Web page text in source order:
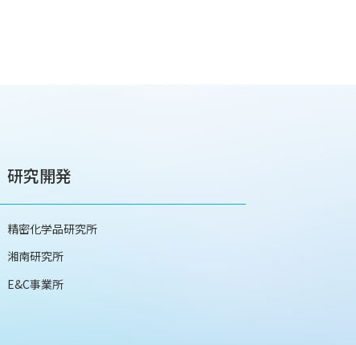
研究開発
精密化学品研究所
湘南研究所
E&C事業所